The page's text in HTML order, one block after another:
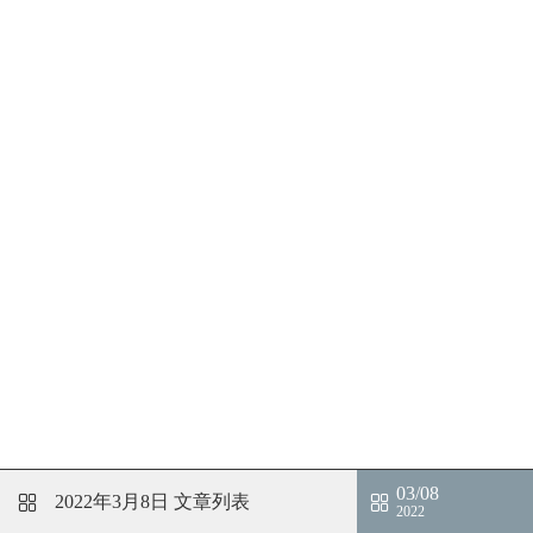
2022年3月8日 文章列表 03/08
2022